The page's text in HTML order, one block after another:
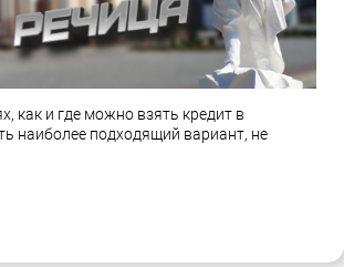
как и где можно взять кредит в
наиболее подходящий вариант, не